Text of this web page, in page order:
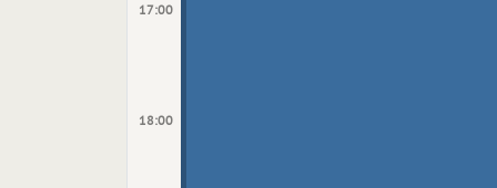
17:00
18:00